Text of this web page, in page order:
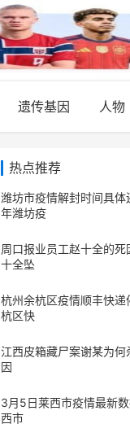
遗传基因 人物
热点推荐
潍坊市疫情解封时间具
年潍坊疫
周口报业员工赵十全的
十全坠
杭州余杭区疫情顺丰快
杭区快
江西皮箱藏尸案谢某为
因
3月5日莱西市疫情最新数据公布
西市